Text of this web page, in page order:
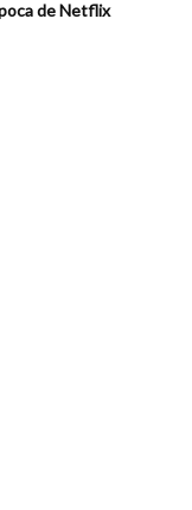
de Netflix